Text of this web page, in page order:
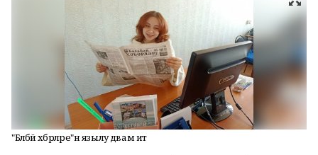
"Бәләбәй хәбәрләре"нә язылу дәвам итә